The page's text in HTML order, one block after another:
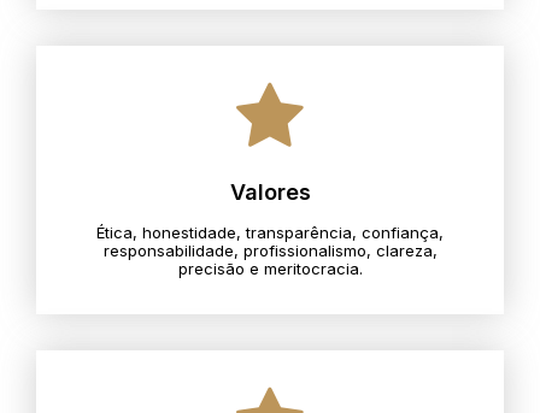
Valores
Ética, honestidade, transparência, confiança,
responsabilidade, profissionalismo, clareza,
precisão e meritocracia.​